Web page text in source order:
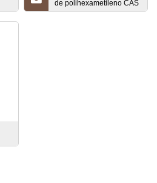
de polihexametileno CAS
32289-58-0